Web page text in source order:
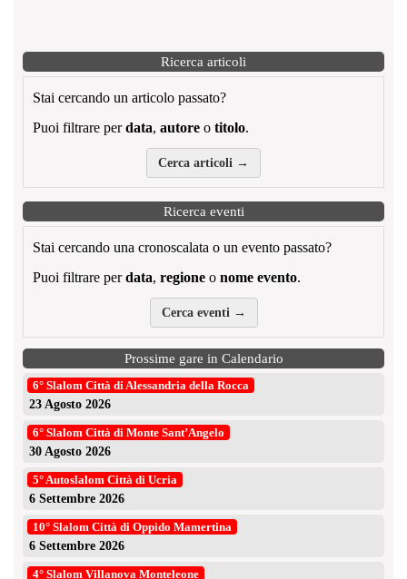
Ricerca articoli
Stai cercando un articolo passato?
Puoi filtrare perdata, autore o titolo.
Cerca articoli →
Ricerca eventi
Stai cercando una cronoscalata o un evento passato?
Puoi filtrare perdata, regione o nome evento.
Cerca eventi →
Prossime gare in Calendario
6° Slalom Città di Alessandria della Rocca
23 Agosto 2026
6° Slalom Città di Monte Sant’Angelo
30 Agosto 2026
5° Autoslalom Città di Ucria
6 Settembre 2026
10° Slalom Città di Oppido Mamertina
6 Settembre 2026
4° Slalom Villanova Monteleone